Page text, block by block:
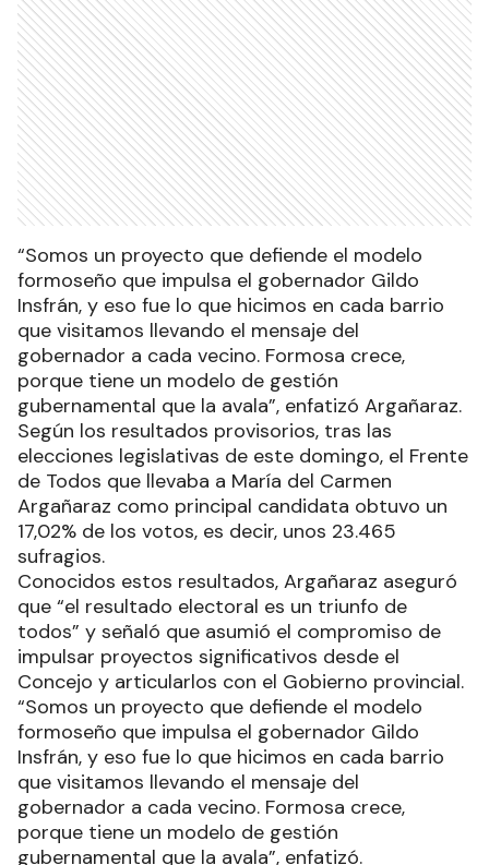
“Somos un proyecto que defiende el modelo
formoseño que impulsa el gobernador Gildo
Insfrán, y eso fue lo que hicimos en cada barrio
que visitamos llevando el mensaje del
gobernador a cada vecino. Formosa crece,
porque tiene un modelo de gestión
gubernamental que la avala”, enfatizó Argañaraz.
Según los resultados provisorios, tras las
elecciones legislativas de este domingo, el Frente
de Todos que llevaba a María del Carmen
Argañaraz como principal candidata obtuvo un
17,02% de los votos, es decir, unos 23.465
sufragios.
Conocidos estos resultados, Argañaraz aseguró
que “el resultado electoral es un triunfo de
todos” y señaló que asumió el compromiso de
impulsar proyectos significativos desde el
Concejo y articularlos con el Gobierno provincial.
“Somos un proyecto que defiende el modelo
formoseño que impulsa el gobernador Gildo
Insfrán, y eso fue lo que hicimos en cada barrio
que visitamos llevando el mensaje del
gobernador a cada vecino. Formosa crece,
porque tiene un modelo de gestión
gubernamental que la avala”, enfatizó.